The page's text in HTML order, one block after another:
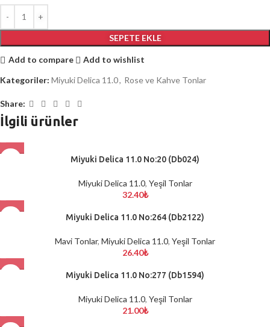
SEPETE EKLE
Add to compare
Add to wishlist
Kategoriler: Miyuki Delica 11.0, Rose ve Kahve Tonlar
Share:
İlgili ürünler
Miyuki Delica 11.0 No:20 (Db024)
Miyuki Delica 11.0, Yeşil Tonlar
32.40₺
Miyuki Delica 11.0 No:264 (Db2122)
Mavi Tonlar, Miyuki Delica 11.0, Yeşil Tonlar
26.40₺
Miyuki Delica 11.0 No:277 (Db1594)
Miyuki Delica 11.0, Yeşil Tonlar
21.00₺